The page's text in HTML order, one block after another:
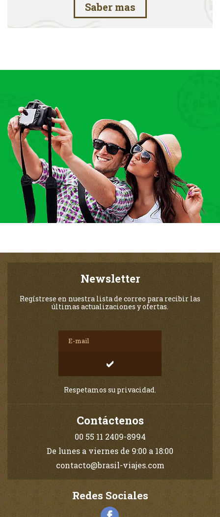
Saber mas
Newsletter
Regístrese en nuestra lista de correo para recibir las
últimas actualizaciones y ofertas.
Respetamos su privacidad.
Contáctenos
00 55 11 2409-8994
De lunes a viernes de 9:00 a 18:00
contacto@brasil-viajes.com
Redes Sociales